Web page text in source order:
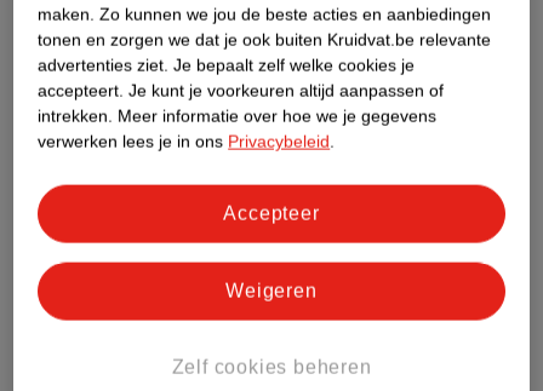
Nature Impact Score
Dit product heeft (nog) geen Nature
Impact Score.
Meer informatie
Bestel & Bezorginformatie
Bekijk ook
Alle Tussendoortjes
maken. Zo kunnen we jou de beste acties en aanbiedingen
tonen en zorgen we dat je ook buiten Kruidvat.be relevante
advertenties ziet. Je bepaalt zelf welke cookies je
accepteert. Je kunt je voorkeuren altijd aanpassen of
intrekken. Meer informatie over hoe we je gegevens
verwerken lees je in ons Privacybeleid.
Zelf cookies beheren
Weigeren
Accepteer